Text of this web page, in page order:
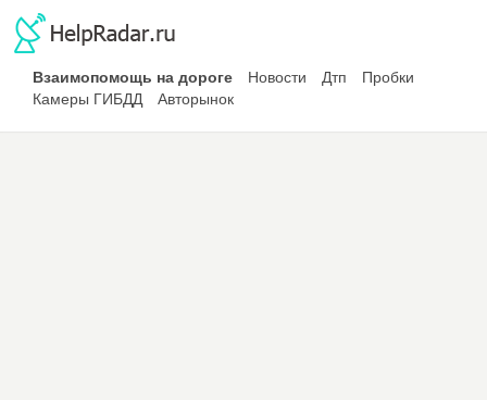
Взаимопомощь на дороге Новости Дтп
Пробки
Камеры ГИБДД
Авторынок